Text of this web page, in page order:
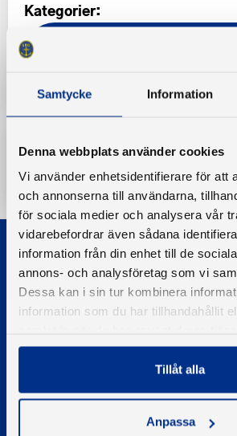
Samtycke Information
Denna webbplats använder cookies
Vi använder enhetsidentifierare för att
och annonserna till användarna,
för sociala medier och analysera vår
vidarebefordrar även sådana
information från din enhet till de
annons- och analysföretag som vi
Dessa kan i sin tur kombinera
information som du har tillhandahållit
Tillåt alla
Anpassa
Kategorier:
Information om cookies